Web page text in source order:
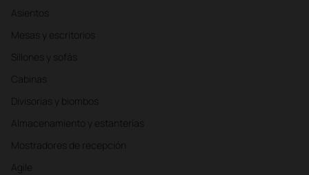
Asientos
Mesas y escritorios
Sillones y sofás
Cabinas
Divisorias y biombos
Almacenamiento y estanterías
Mostradores de recepción
Agile